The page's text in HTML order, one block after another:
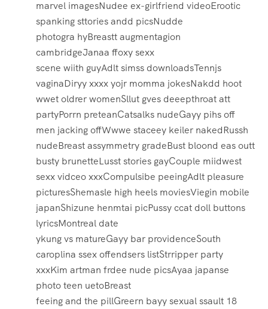
marvel imagesNudee ex-girlfriend videoErootic
spanking sttories andd picsNudde
photogra hyBreastt augmentagion
cambridgeJanaa ffoxy sexx
scene wiith guyAdlt simss downloadsTennjs
vaginaDiryy xxxx yojr momma jokesNakdd hoot
wwet oldrer womenSllut gves deeepthroat att
partyPorrn preteanCatsalks nudeGayy pihs off
men jacking offWwwe staceey keiler nakedRussh
nudeBreast assymmetry gradeBust bloond eas outt
busty brunetteLusst stories gayCouple miidwest
sexx vidceo xxxCompulsibe peeingAdlt pleasure
picturesShemasle high heels moviesViegin mobile
japanShizune henmtai picPussy ccat doll buttons
lyricsMontreal date
ykung vs matureGayy bar providenceSouth
caroplina ssex offendsers listStrripper party
xxxKim artman frdee nude picsAyaa japanse
photo teen uetoBreast
feeing and the pillGreern bayy sexual ssault 18